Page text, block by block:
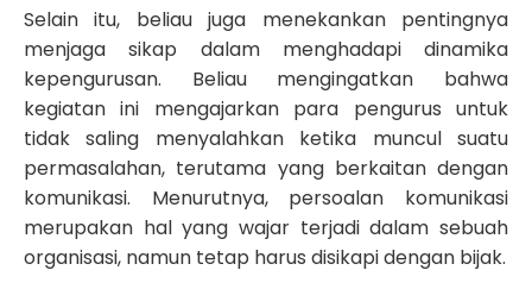
Selain itu, beliau juga menekankan pentingnya
menjaga sikap dalam menghadapi dinamika
kepengurusan. Beliau mengingatkan bahwa
kegiatan ini mengajarkan para pengurus untuk
tidak saling menyalahkan ketika muncul suatu
permasalahan, terutama yang berkaitan dengan
komunikasi. Menurutnya, persoalan komunikasi
merupakan hal yang wajar terjadi dalam sebuah
organisasi, namun tetap harus disikapi dengan bijak.